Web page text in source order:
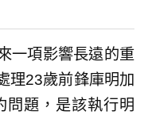
一項影響長遠的重
理23歲前鋒庫明加
問題，是該執行明